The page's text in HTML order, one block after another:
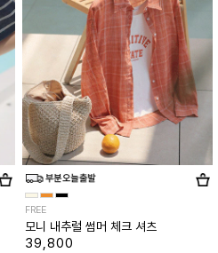
FREE
모니 내추럴 썸머 체크 셔츠
39,800